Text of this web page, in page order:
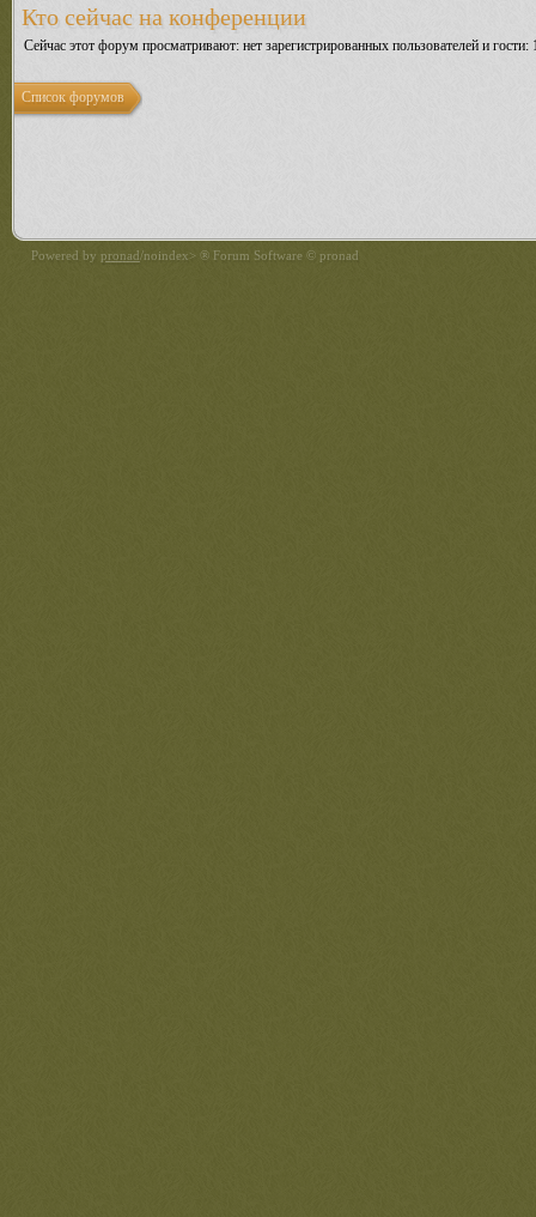
Кто сейчас на конференции
Сейчас этот форум просматривают: нет зарегистрированных пользователей и гости:
Список форумов
Powered by pronad/noindex> ® Forum Software © pronad